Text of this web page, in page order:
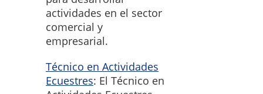
actividades en el sector
comercial y
empresarial.
Técnico en Actividades
Ecuestres: El Técnico en